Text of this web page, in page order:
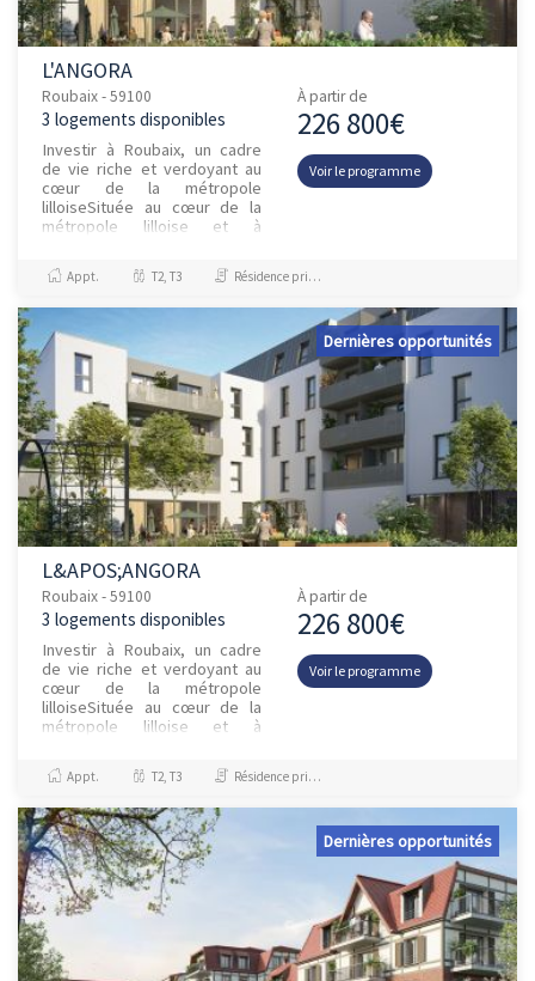
L'ANGORA
Roubaix - 59100
3 logements disponibles
Investir à Roubaix, un cadre
de vie riche et verdoyant au
cœur de la métropole
lilloiseSituée au cœur de la
métropole lilloise et à
Belgique, Roubaix bénéficie
d’un...
À partir de
226 800€
Voir le programme
Appt. T2, T3 Résidence principale / PTZ
Dernières opportunités
L&APOS;ANGORA
Roubaix - 59100
3 logements disponibles
Investir à Roubaix, un cadre
de vie riche et verdoyant au
cœur de la métropole
lilloiseSituée au cœur de la
métropole lilloise et à
Belgiq...
À partir de
226 800€
Voir le programme
Appt. T2, T3 Résidence principale / PTZ, Investissement et Défiscalisation
Dernières opportunités